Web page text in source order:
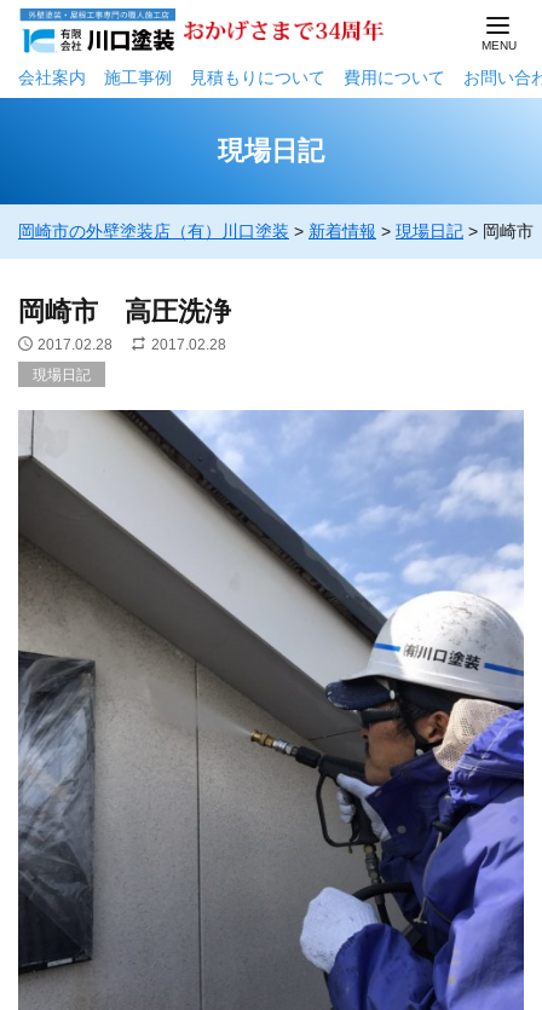
会社案内 施工事例 ⾒積もりについて 費用について お問い合
現場日記
岡崎市の外壁塗装店（有）川口塗装 > 新着情報 > 現場日記 > 岡崎
岡崎市 高圧洗浄
2017.02.28
2017.02.28
現場日記